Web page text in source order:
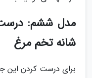
مدل ششم:
شانه تخم مرغ
برای درست کردن این